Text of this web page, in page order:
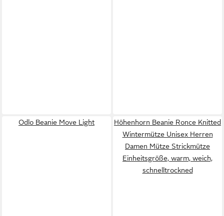
Odlo Beanie Move Light
Höhenhorn Beanie Ronce Knitted
Wintermütze Unisex Herren
Damen Mütze Strickmütze
Einheitsgröße, warm, weich,
schnelltrockned